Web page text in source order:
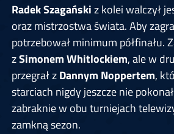
Radek Szagańskiz kolei walczył
oraz mistrzostwa świata. Aby
potrzebował minimum półfinału.
zSimonem Whitlockiem, ale w
przegrał zDannym Noppertem,
starciach nigdy jeszcze nie
zabraknie w obu turniejach
zamkną sezon.